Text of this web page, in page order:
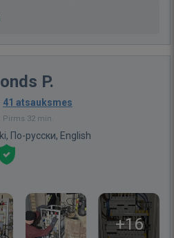
P.
41 atsauksmes
Pirms 32 min.
По-русски, English
+16